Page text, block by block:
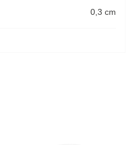
0,3 cm